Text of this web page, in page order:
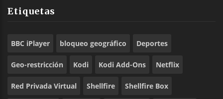
Etiquetas
BBC iPlayer bloqueo geográfico Deportes
Geo-restricción Kodi Kodi Add-Ons Netflix
Red Privada Virtual Shellfire Shellfire Box